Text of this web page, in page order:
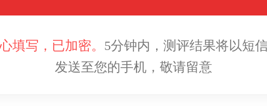
填写，已加密。 5分钟内，测评结果将以短
发送至您的手机，敬请留意